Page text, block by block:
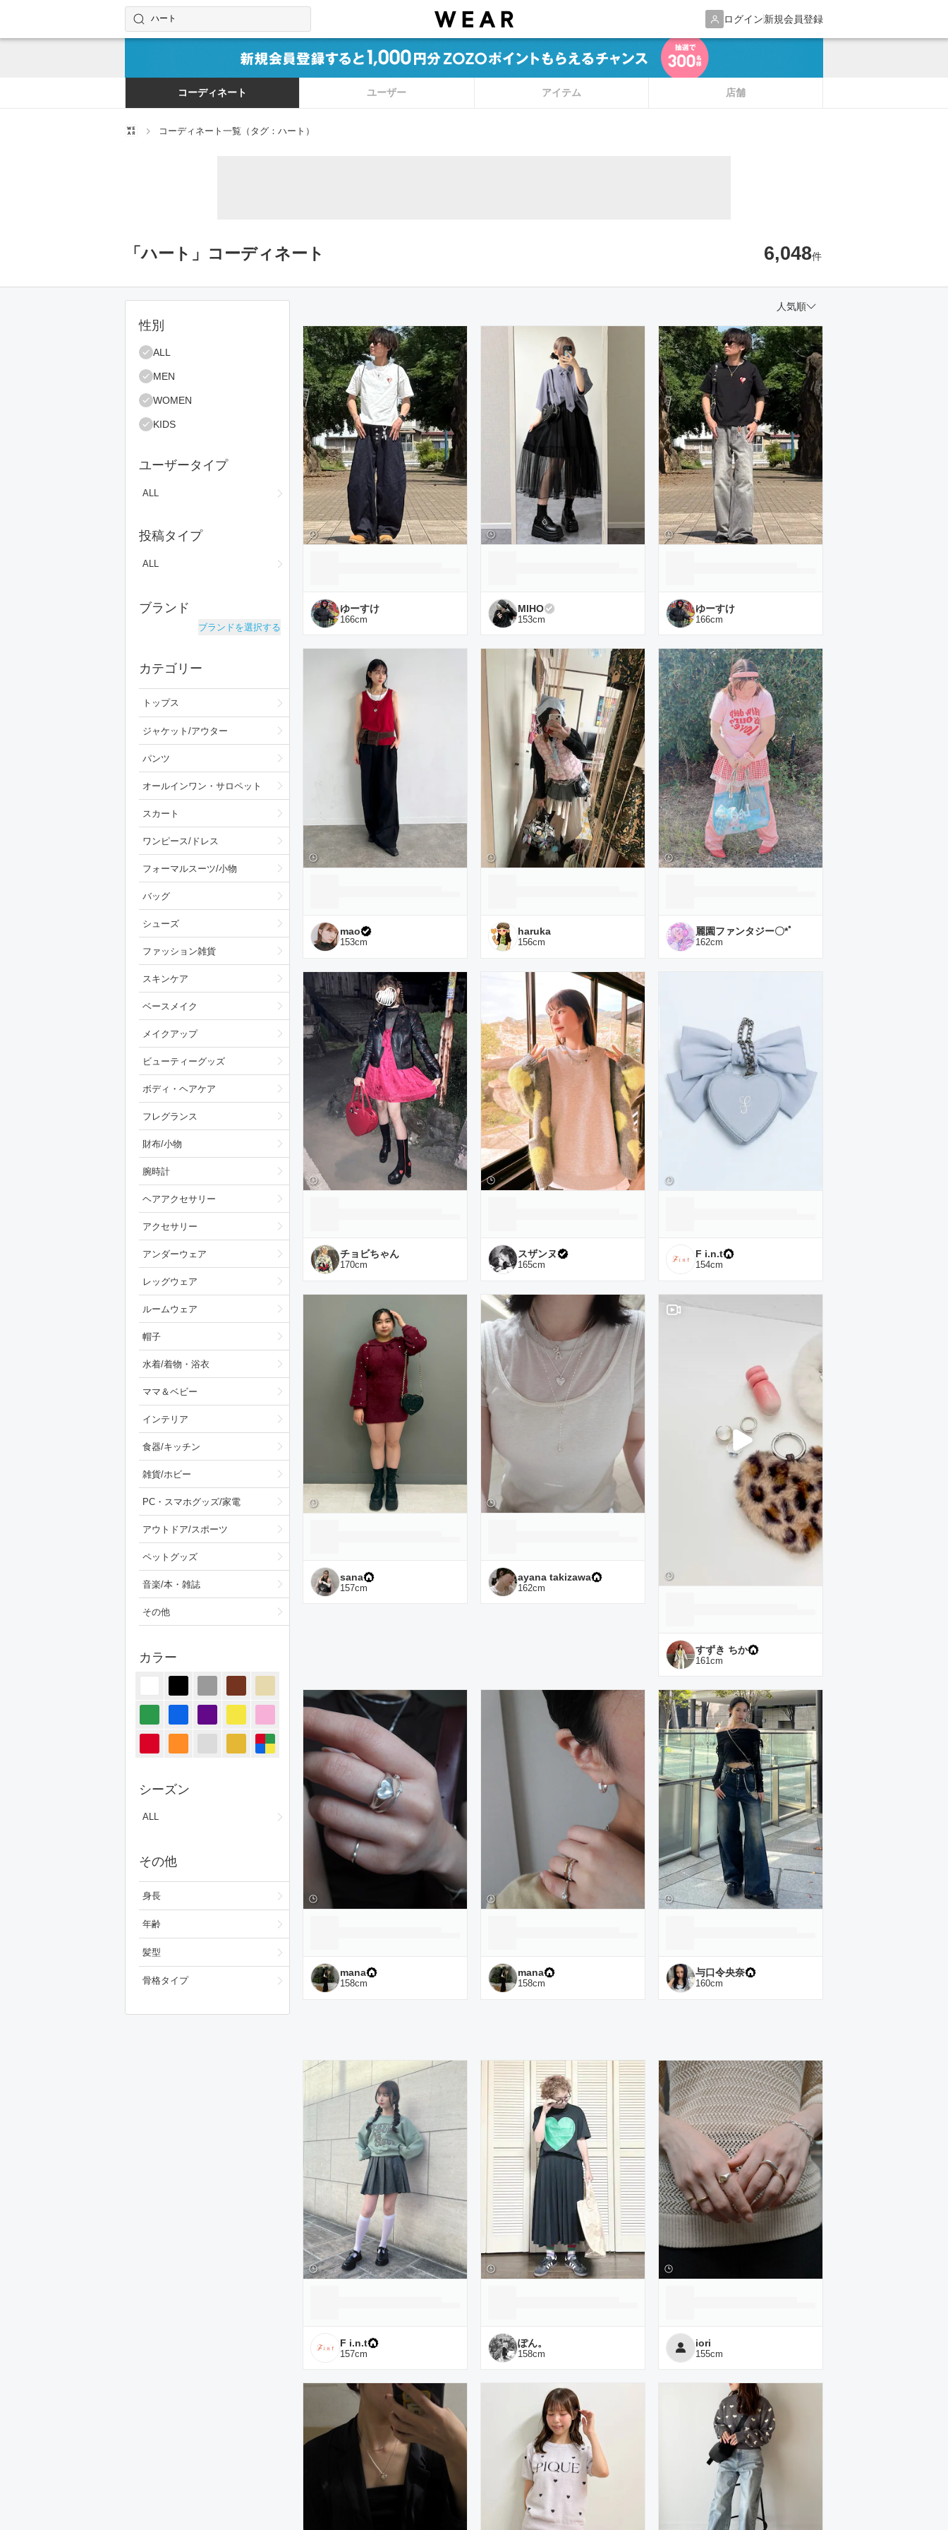
ログイン新規会員登録
コーディネートやユーザーを探す
検索する
コーディネート ユーザー アイテム 店舗
コーディネート一覧（タグ：ハート）
「ハート」コーディネート 6,048件
絞り込み条件
性別
ALL
MEN
WOMEN
KIDS
ユーザータイプ
ALL
投稿タイプ
ALL
ブランド
ブランドを選択する
カテゴリー
トップス
ジャケット/アウター
パンツ
オールインワン・サロペット
スカート
ワンピース/ドレス
フォーマルスーツ/小物
バッグ
シューズ
ファッション雑貨
スキンケア
ベースメイク
メイクアップ
ビューティーグッズ
ボディ・ヘアケア
フレグランス
財布/小物
腕時計
ヘアアクセサリー
アクセサリー
アンダーウェア
レッグウェア
ルームウェア
帽子
水着/着物・浴衣
ママ＆ベビー
インテリア
食器/キッチン
雑貨/ホビー
PC・スマホグッズ/家電
アウトドア/スポーツ
ペットグッズ
音楽/本・雑誌
その他
カラー
シーズン
ALL
その他
身長
年齢
髪型
骨格タイプ
人気順
コーディネート一覧
ゆーすけ
166cm
MIHO
153cm
ゆーすけ
166cm
mao
153cm
haruka
156cm
麗園ファンタジー〇*ﾟ
162cm
チョビちゃん
170cm
スザンヌ
165cm
F i.n.t
154cm
sana
157cm
ayana takizawa
162cm
すずき ちか
161 cm
mana
158cm
mana
158cm
与口令央奈
160cm
F i.n.t
157cm
ぽん。
158cm
iori
155cm